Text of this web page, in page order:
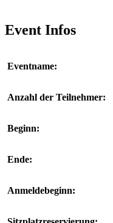
Event Infos
Eventname:
Anzahl der Teilnehmer:
Beginn:
Ende:
Anmeldebeginn: